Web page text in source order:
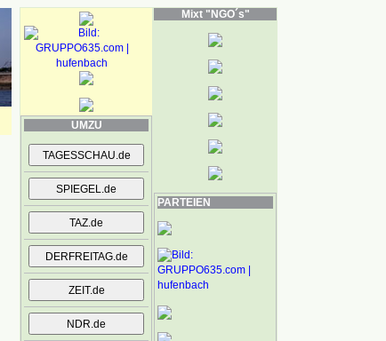
UMZU
Mixt "NGO´s"
PARTEIEN